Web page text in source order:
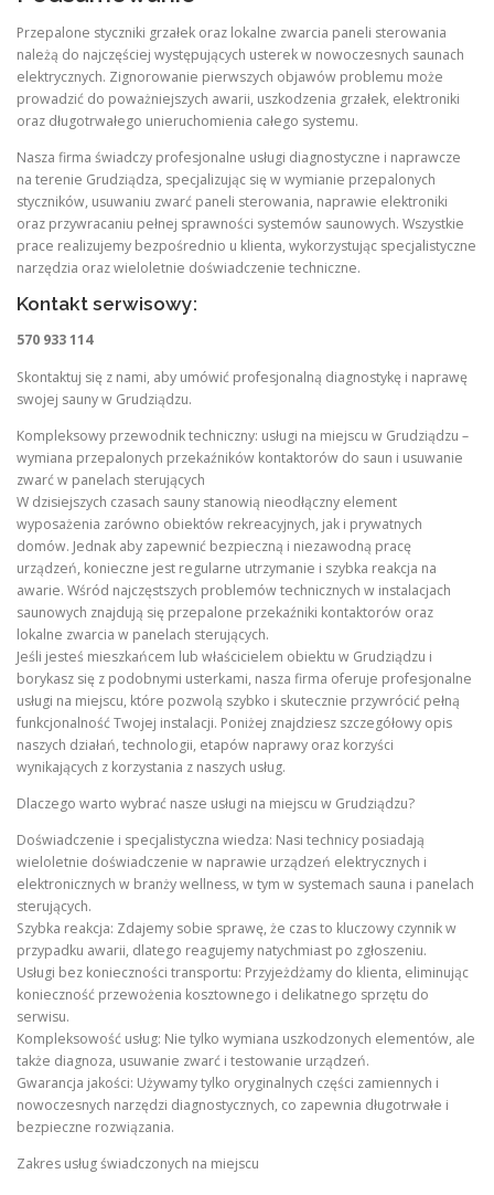
Przepalone styczniki grzałek oraz lokalne zwarcia paneli sterowania
należą do najczęściej występujących usterek w nowoczesnych saunach
elektrycznych. Zignorowanie pierwszych objawów problemu może
prowadzić do poważniejszych awarii, uszkodzenia grzałek, elektroniki
oraz długotrwałego unieruchomienia całego systemu.
Nasza firma świadczy profesjonalne usługi diagnostyczne i naprawcze
na terenie Grudziądza, specjalizując się w wymianie przepalonych
styczników, usuwaniu zwarć paneli sterowania, naprawie elektroniki
oraz przywracaniu pełnej sprawności systemów saunowych. Wszystkie
prace realizujemy bezpośrednio u klienta, wykorzystując specjalistyczne
narzędzia oraz wieloletnie doświadczenie techniczne.
Kontakt serwisowy:
570 933 114
Skontaktuj się z nami, aby umówić profesjonalną diagnostykę i naprawę
swojej sauny w Grudziądzu.
Kompleksowy przewodnik techniczny: usługi na miejscu w Grudziądzu –
wymiana przepalonych przekaźników kontaktorów do saun i usuwanie
zwarć w panelach sterujących
W dzisiejszych czasach sauny stanowią nieodłączny element
wyposażenia zarówno obiektów rekreacyjnych, jak i prywatnych
domów. Jednak aby zapewnić bezpieczną i niezawodną pracę
urządzeń, konieczne jest regularne utrzymanie i szybka reakcja na
awarie. Wśród najczęstszych problemów technicznych w instalacjach
saunowych znajdują się przepalone przekaźniki kontaktorów oraz
lokalne zwarcia w panelach sterujących.
Jeśli jesteś mieszkańcem lub właścicielem obiektu w Grudziądzu i
borykasz się z podobnymi usterkami, nasza firma oferuje profesjonalne
usługi na miejscu, które pozwolą szybko i skutecznie przywrócić pełną
funkcjonalność Twojej instalacji. Poniżej znajdziesz szczegółowy opis
naszych działań, technologii, etapów naprawy oraz korzyści
wynikających z korzystania z naszych usług.
Dlaczego warto wybrać nasze usługi na miejscu w Grudziądzu?
Doświadczenie i specjalistyczna wiedza: Nasi technicy posiadają
wieloletnie doświadczenie w naprawie urządzeń elektrycznych i
elektronicznych w branży wellness, w tym w systemach sauna i panelach
sterujących.
Szybka reakcja: Zdajemy sobie sprawę, że czas to kluczowy czynnik w
przypadku awarii, dlatego reagujemy natychmiast po zgłoszeniu.
Usługi bez konieczności transportu: Przyjeżdżamy do klienta, eliminując
konieczność przewożenia kosztownego i delikatnego sprzętu do
serwisu.
Kompleksowość usług: Nie tylko wymiana uszkodzonych elementów, ale
także diagnoza, usuwanie zwarć i testowanie urządzeń.
Gwarancja jakości: Używamy tylko oryginalnych części zamiennych i
nowoczesnych narzędzi diagnostycznych, co zapewnia długotrwałe i
bezpieczne rozwiązania.
Zakres usług świadczonych na miejscu